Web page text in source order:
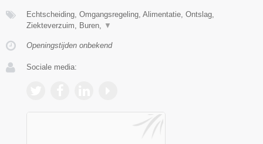
Echtscheiding, Omgangsregeling, Alimentatie, Ontslag,
Ziekteverzuim, Buren, ▼
Openingstijden onbekend
Sociale media: